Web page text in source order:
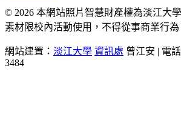
© 2026 本網站照片智慧財產權為淡江大
素材限校內活動使用，不得從事商業行為
網站建置： 淡江大學 資訊處 曾江安 | 電
3484